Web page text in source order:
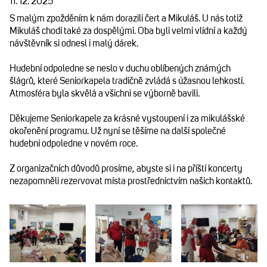
S malým zpožděním k nám dorazili čert a Mikuláš. U nás totiž
Mikuláš chodí také za dospělými. Oba byli velmi vlídní a každý
návštěvník si odnesl i malý dárek.
Hudební odpoledne se neslo v duchu oblíbených známých
šlágrů, které Seniorkapela tradičně zvládá s úžasnou lehkostí.
Atmosféra byla skvělá a všichni se výborně bavili.
Děkujeme Seniorkapele za krásné vystoupení i za mikulášské
okořenění programu. Už nyní se těšíme na další společné
hudební odpoledne v novém roce.
Z organizačních důvodů prosíme, abyste si i na příští koncerty
nezapomněli rezervovat místa prostřednictvím našich kontaktů.